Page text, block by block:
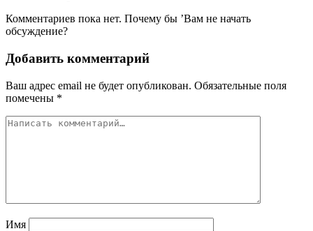
Комментариев пока нет. Почему бы ’Вам не начать
обсуждение?
Добавить комментарий
Ваш адрес email не будет опубликован. Обязательные поля
помечены *
Имя